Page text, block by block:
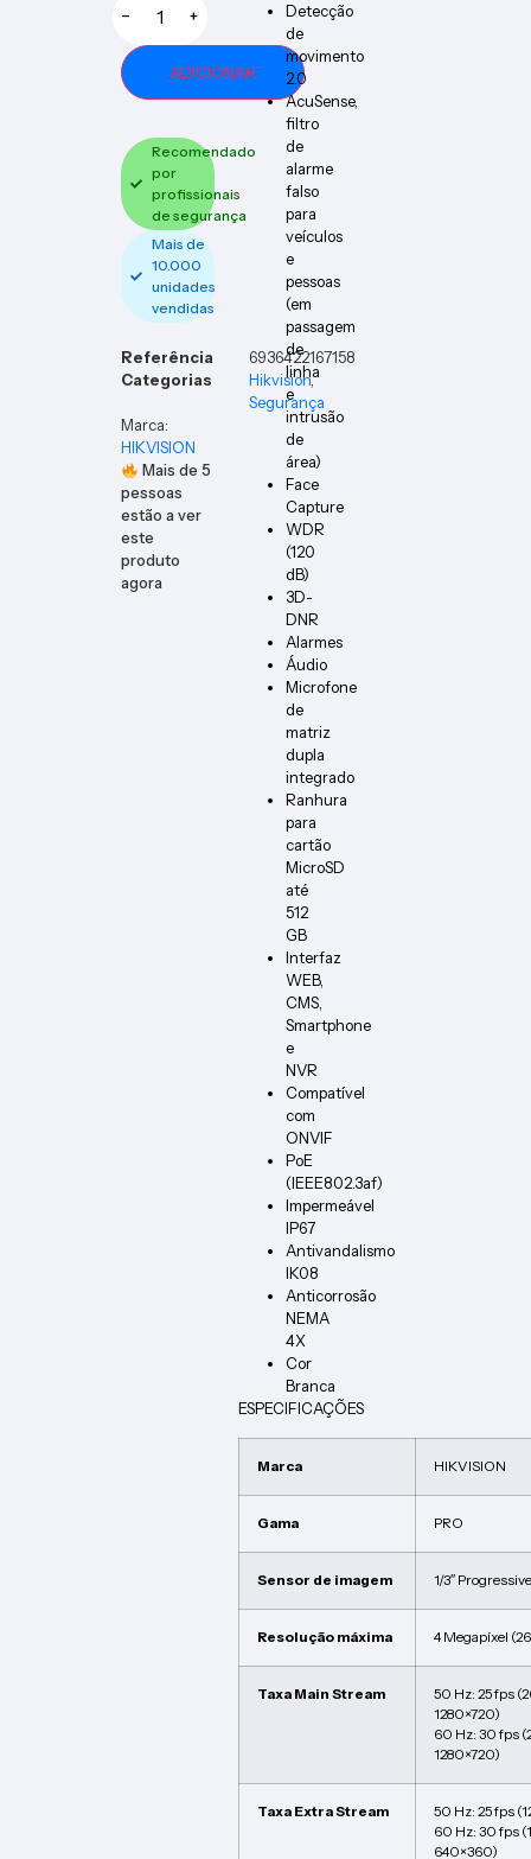
− +
ADICIONAR
Recomendado
por
profissionais
de segurança
Mais de
10.000
unidades
vendidas
Referência
6936422167158
Categorias
Hikvision,
Segurança
Marca:
HIKVISION
Mais de5
pessoas
estão a ver
este
produto
agora
Detecção
de
movimento
2.0
AcuSense,
filtro
de
alarme
falso
para
veículos
e
pessoas
(em
passagem
de
linha
e
intrusão
de
área)
Face
Capture
WDR
(120
dB)
3D-
DNR
Alarmes
Áudio
Microfone
de
matriz
dupla
integrado
Ranhura
para
cartão
MicroSD
até
512
GB
Interfaz
WEB,
CMS,
Smartphone
e
NVR
Compatível
com
ONVIF
PoE
(IEEE802.3af)
Impermeável
IP67
Antivandalismo
IK08
Anticorrosão
NEMA
4X
Cor
Branca
ESPECIFICAÇÕES
Marca HIKVISION
Gama PRO
Sensor de imagem 1/3″
Resolução máxima 4 Megapíxel
Taxa Main Stream
50 Hz: 25 fps
1280×720)
60 Hz: 30 fps
1280×720)
Taxa Extra Stream
50 Hz: 25 fps
60 Hz: 30 fps
640×360)